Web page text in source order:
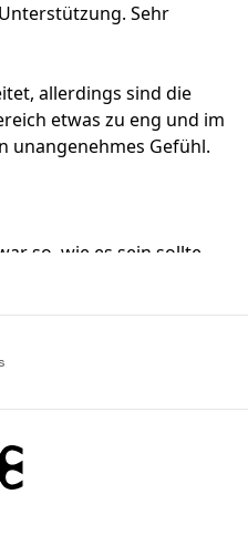
Sehr
allerdings sind die
etwas zu eng und im
unangenehmes Gefühl.
so, wie es sein sollte